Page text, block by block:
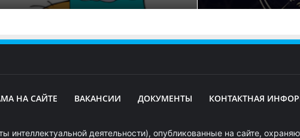
НА САЙТЕ ВАКАНСИИ ДОКУМЕНТЫ КОНТАКТНАЯ
интеллектуальной деятельности), опубликованные на сайте,